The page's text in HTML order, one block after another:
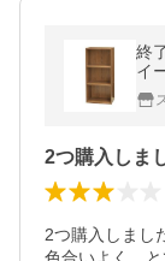
終
イ
2つ購入しまし